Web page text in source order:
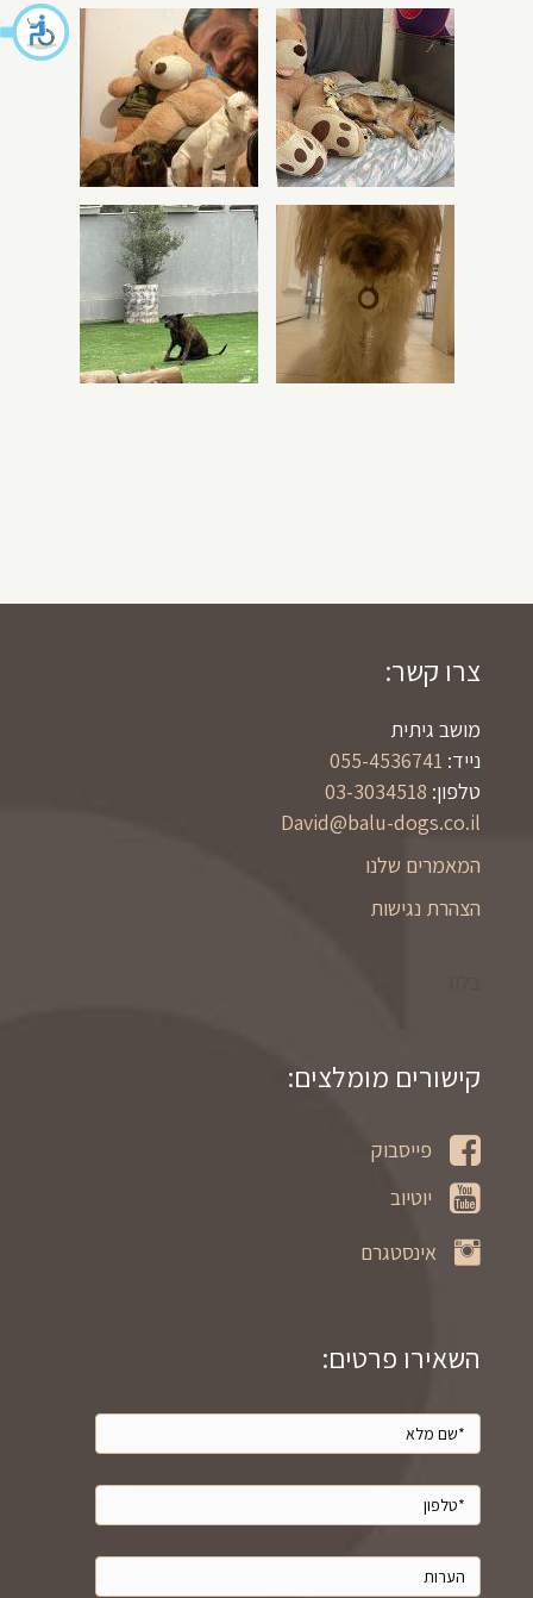
צרו קשר:
מושב גיתית
נייד: 055-4536741
טלפון: 03-3034518
David@balu-dogs.co.il
המאמרים שלנו
הצהרת נגישות
קישורים מומלצים:
פייסבוק
יוטיוב
אינסטגרם
השאירו פרטים: